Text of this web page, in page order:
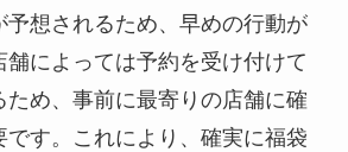
予想されるため、早めの行動が
によっては予約を受け付けて
ため、事前に最寄りの店舗に確
です。これにより、確実に福袋